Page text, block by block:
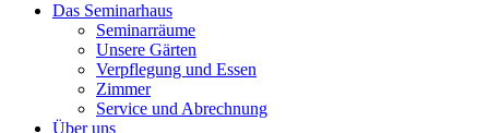
Das Seminarhaus
Seminarräume
Unsere Gärten
Verpflegung und Essen
Zimmer
Service und Abrechnung
Über uns